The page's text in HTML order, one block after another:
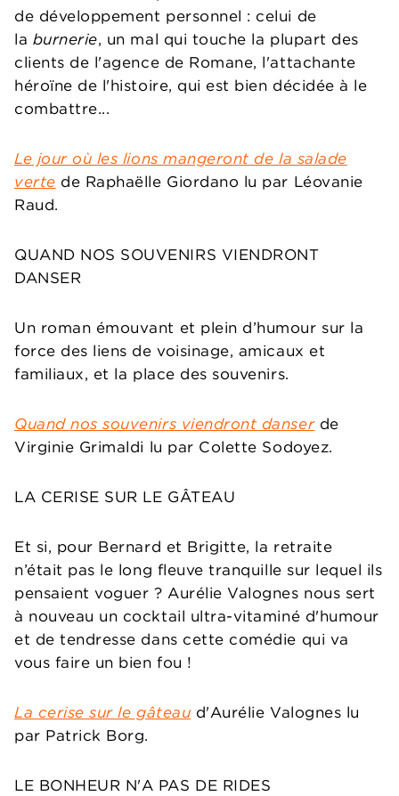
de développement personnel : celui de
la burnerie, un mal qui touche la plupart des
clients de l'agence de Romane, l'attachante
héroïne de l'histoire, qui est bien décidée à le
combattre...
Le jour où les lions mangeront de la salade
verte de Raphaëlle Giordano lu par Léovanie
Raud.
QUAND NOS SOUVENIRS VIENDRONT
DANSER
Un roman émouvant et plein d’humour sur la
force des liens de voisinage, amicaux et
familiaux, et la place des souvenirs.
Quand nos souvenirs viendront danser de
Virginie Grimaldi lu par Colette Sodoyez.
LA CERISE SUR LE GÂTEAU
Et si, pour Bernard et Brigitte, la retraite
n’était pas le long fleuve tranquille sur lequel ils
pensaient voguer ? Aurélie Valognes nous sert
à nouveau un cocktail ultra-vitaminé d'humour
et de tendresse dans cette comédie qui va
vous faire un bien fou !
La cerise sur le gâteau d'Aurélie Valognes lu
par Patrick Borg.
LE BONHEUR N'A PAS DE RIDES